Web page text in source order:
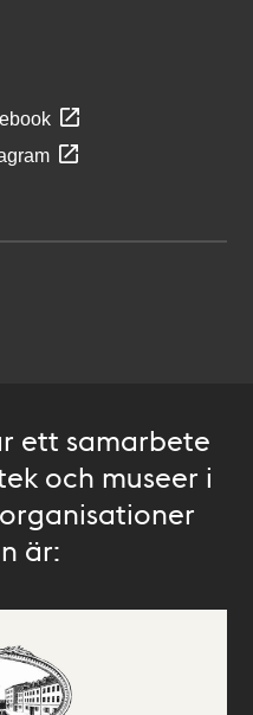
ett samarbete
och museer i
är: